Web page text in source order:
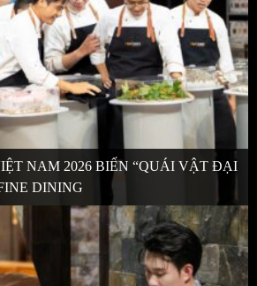
NAM 2026 BIẾN “QUÁI VẬT ĐẠI
DINING